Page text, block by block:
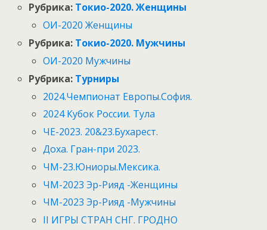
Рубрика: Токио-2020. Женщины
ОИ-2020 Женщины
Рубрика: Токио-2020. Мужчины
ОИ-2020 Мужчины
Рубрика: Турниры
2024.Чемпионат Европы.София.
2024 Кубок России. Тула
ЧЕ-2023. 20&23.Бухарест.
Доха. Гран-при 2023.
ЧМ-23.Юниоры.Мексика.
ЧМ-2023 Эр-Рияд -Женщины
ЧМ-2023 Эр-Рияд -Мужчины
II ИГРЫ СТРАН СНГ. ГРОДНО